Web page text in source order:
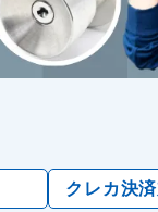
クレカ決